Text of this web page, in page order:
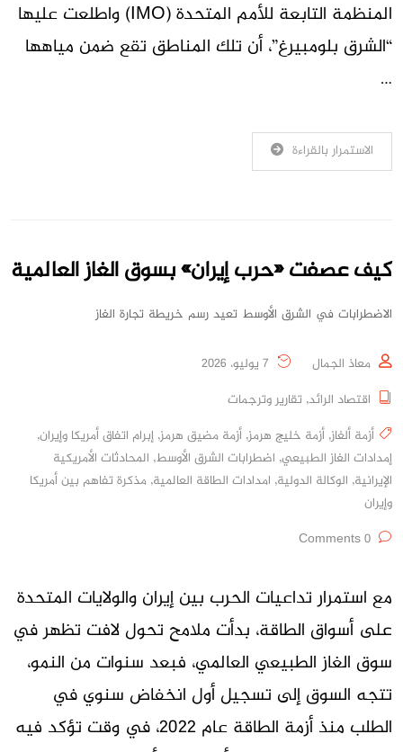
المنظمة التابعة للأمم المتحدة (IMO) واطلعت عليها
“الشرق بلومبيرغ”، أن تلك المناطق تقع ضمن مياهها
…
الاستمرار بالقراءة
كيف عصفت «حرب إيران» بسوق الغاز العالمية
الاضطرابات في الشرق الأوسط تعيد رسم خريطة تجارة الغاز
معاذ الجمال
اقتصاد الرائد, تقارير وترجمات
أزمة ألغاز, أزمة خليج هرمز, أزمة مضيق هرمز, إبرام اتفاق أمريكا وإيران,
إمدادات الغاز الطبيعي, اضطرابات الشرق الأوسط, المحادثات الأمريكية
الإيرانية, الوكالة الدولية, امدادات الطاقة العالمية, مذكرة تفاهم بين أمريكا
وإيران
مع استمرار تداعيات الحرب بين إيران والولايات المتحدة
على أسواق الطاقة، بدأت ملامح تحول لافت تظهر في
سوق الغاز الطبيعي العالمي، فبعد سنوات من النمو،
تتجه السوق إلى تسجيل أول انخفاض سنوي في
الطلب منذ أزمة الطاقة عام 2022، في وقت تؤكد فيه